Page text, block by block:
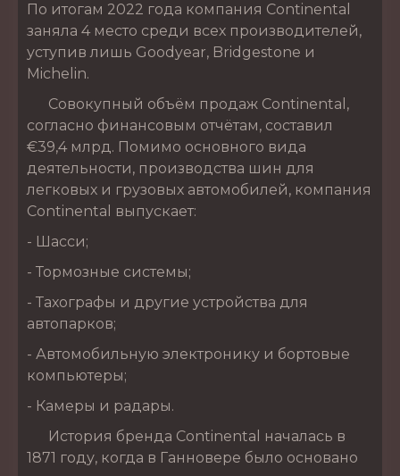
По итогам 2022 года компания Continental
заняла 4 место среди всех производителей,
уступив лишь Goodyear, Bridgestone и
Michelin.
Совокупный объём продаж Continental,
согласно финансовым отчётам, составил
€39,4 млрд. Помимо основного вида
деятельности, производства шин для
легковых и грузовых автомобилей, компания
Continental выпускает:
- Шасси;
- Тормозные системы;
- Тахографы и другие устройства для
автопарков;
- Автомобильную электронику и бортовые
компьютеры;
- Камеры и радары.
История бренда Continental началась в
1871 году, когда в Ганновере было основано